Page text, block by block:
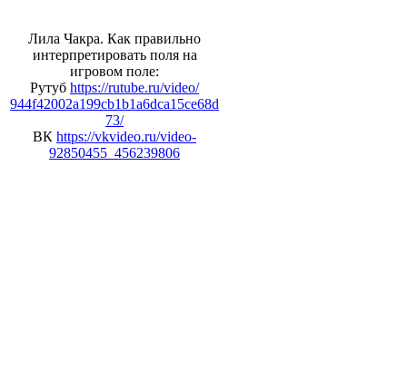
Лила Чакра. Как правильно
интерпретировать поля на
игровом поле:
Рутуб https://rutube.ru/video/
944f42002a199cb1b1a6dca15ce68d
73/
ВК https://vkvideo.ru/video-
92850455_456239806